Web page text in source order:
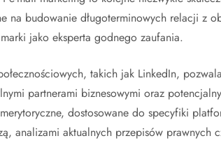
na budowanie długoterminowych relacji z
jako eksperta godnego zaufania.
takich jak LinkedIn,
partnerami biznesowymi oraz
dostosowane do specyfiki
analizami aktualnych przepisów prawnych